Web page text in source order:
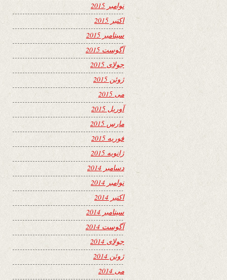
نوامبر 2015
اکتبر 2015
سپتامبر 2015
آگوست 2015
جولای 2015
ژوئن 2015
می 2015
آوریل 2015
مارس 2015
فوریه 2015
ژانویه 2015
دسامبر 2014
نوامبر 2014
اکتبر 2014
سپتامبر 2014
آگوست 2014
جولای 2014
ژوئن 2014
می 2014